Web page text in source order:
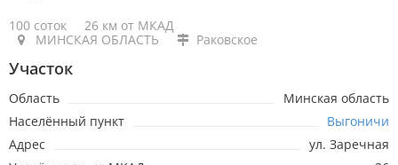
100 соток
26 км от МКАД
МИНСКАЯ ОБЛАСТЬ
Раковское
Участок
Область
Минская область
Населённый пункт
Выгоничи
Адрес
ул. Заречная